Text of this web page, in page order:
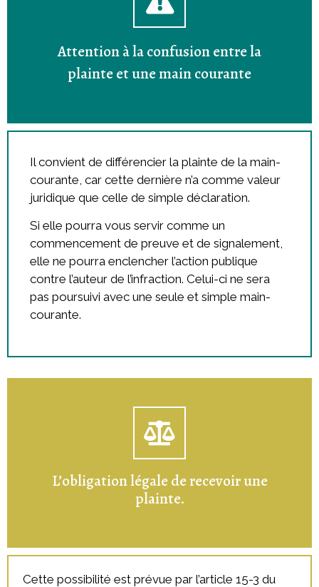
Attention à la confusion entre la
plainte et une main courante
Il convient de différencier la plainte de la main-
courante, car cette dernière n’a comme valeur
juridique que celle de simple déclaration.
Si elle pourra vous servir comme un
commencement de preuve et de signalement,
elle ne pourra enclencher l’action publique
contre l’auteur de l’infraction. Celui-ci ne sera
pas poursuivi avec une seule et simple main-
courante.
L’obligation légale de recevoir une
plainte.
Cette possibilité est prévue par l’article 15-3 du